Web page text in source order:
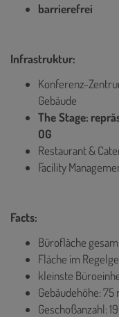
barrierefrei
Infrastruktur:
Konferenz-
Gebäude
The Stage:
OG
Restaurant &
Facility
Facts:
Bürofläche
Fläche im
kleinste
Gebäudehöhe: 75
Geschoßanzahl: